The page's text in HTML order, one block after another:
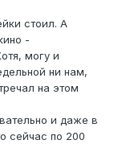
стоил. А
-
могу и
ни нам,
на этом
и даже в
сейчас по 200